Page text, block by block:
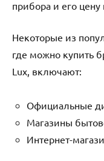
прибора и его цену
Некоторые из
где можно купить
Lux, включают:
Официальные
Магазины
Интернет-